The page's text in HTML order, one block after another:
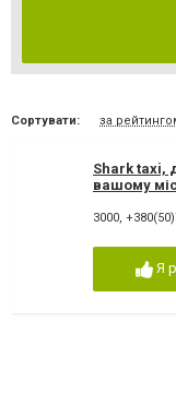
Сортувати: за
Shark taxi,
вашому
3000,
Я